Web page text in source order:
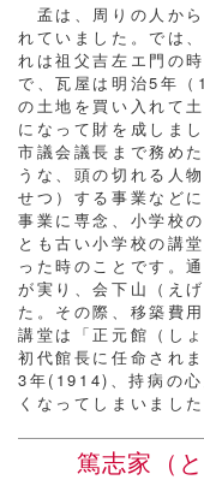
孟は、周りの人か
れていました。では
れは祖父吉左エ門の
で、瓦屋は明治5年
の土地を買い入れて
になって財を成しま
市議会議長まで務め
うな、頭の切れる人
せつ）する事業など
事業に専念、小学校
とも古い小学校の講
った時のことです。
が実り、会下山（え
た。その際、移築費
講堂は「正元館（し
初代館長に任命され
3年(1914)、持病の
くなってしまいまし
篤志家（